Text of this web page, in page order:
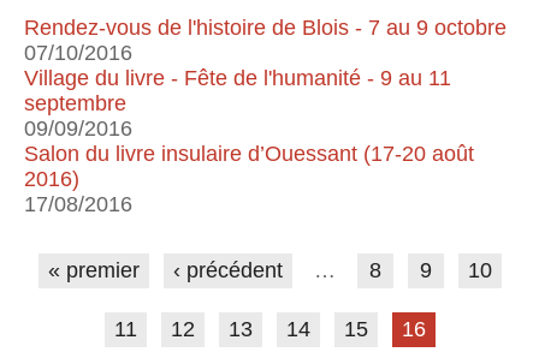
Rendez-vous de l'histoire de Blois - 7 au 9 octobre
07/10/2016
Village du livre - Fête de l'humanité - 9 au 11
septembre
09/09/2016
Salon du livre insulaire d’Ouessant (17-20 août
2016)
17/08/2016
« premier ‹ précédent … 8 9 10
11 12 13 14 15 16